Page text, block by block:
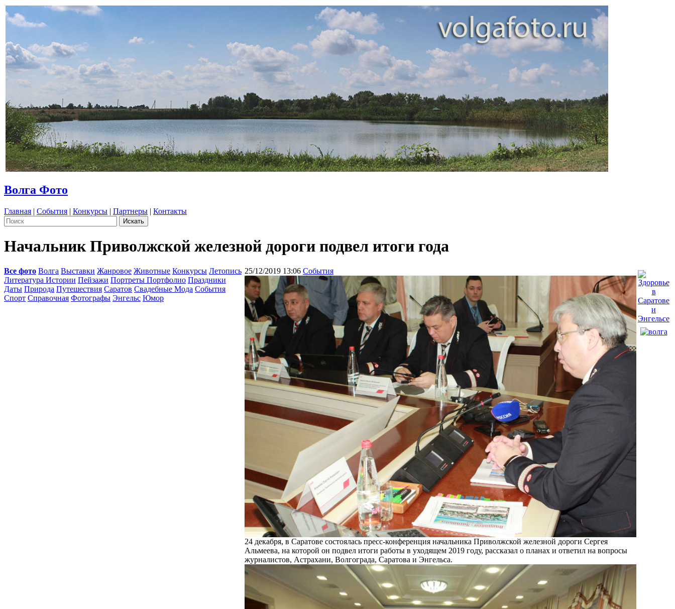
Волга Фото
Главная | События | Конкурсы | Партнеры | Контакты
Начальник Приволжской железной дороги подвел итоги года
Все фото Волга Выставки Жанровое Животные Конкурсы Летопись
Литература Истории Пейзажи Портреты Портфолио Праздники
Даты Природа Путешествия Саратов Свадебные Мода События
Спорт Справочная Фотографы Энгельс Юмор
25/12/2019 13:06 События
24 декабря, в Саратове состоялась пресс-конференция начальника Приволжской железной дороги Сергея
Альмеева, на которой он подвел итоги работы в уходящем 2019 году, рассказал о планах и ответил на вопросы
журналистов, Астрахани, Волгограда, Саратова и Энгельса.